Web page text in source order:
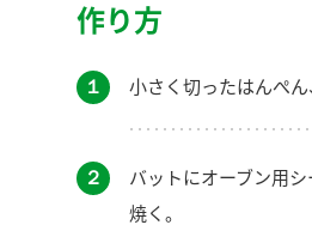
作り方
１ 小さく切ったはんぺん
２ バットにオーブン用シ
焼く。